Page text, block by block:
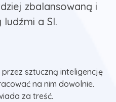
zbalansowaną i
a SI.
sztuczną inteligencję
na nim dowolnie.
za treść.